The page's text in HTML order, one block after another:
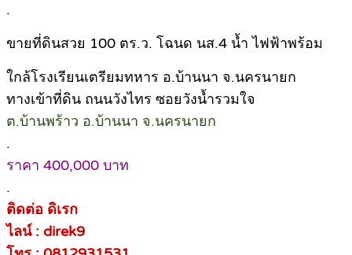
.
ขายที่ดินสวย 100 ตร.ว. โฉนด นส.4 น้ำ ไฟฟ้าพร้อม
ใกล้โรงเรียนเตรียมทหาร อ.บ้านนา จ.นครนายก
ทางเข้าที่ดิน ถนนวังไทร ซอยวังน้ำรวมใจ
ต.บ้านพร้าว อ.บ้านนา จ.นครนายก
.
ราคา 400,000 บาท
.
ติดต่อ ดิเรก
ไลน์ : direk9